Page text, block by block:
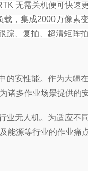
无需关机便可快
载，集成2000万像素
踪、复拍、超清矩阵
的安性能。作为大疆
诸多作业场景提供的
业无人机。为适应不
能源等行业的作业痛